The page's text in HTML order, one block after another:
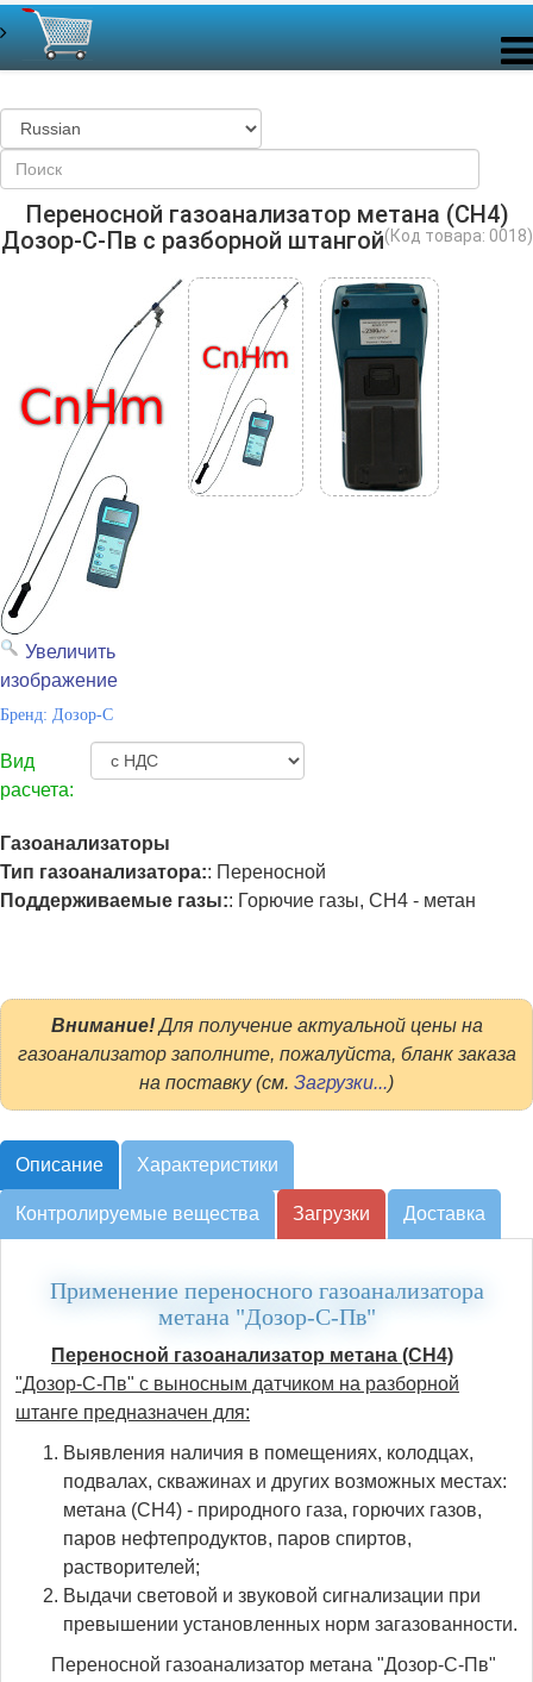
Переносной газоанализатор метана (CH4)
Дозор-С-Пв с разборной штангой(Код товара: 0018)
Увеличить
изображение
Бренд: Дозор-С
Вид
расчета:
Газоанализаторы
Тип газоанализатора:: Переносной
Поддерживаемые газы:: Горючие газы, CH4 - метан
Внимание!Для получение актуальной цены на
газоанализатор заполните, пожалуйста, бланк заказа
на поставку (см. Загрузки...)
Описание Характеристики
Контролируемые вещества Загрузки Доставка
Применение переносного газоанализатора
метана "Дозор-С-Пв"
Переносной газоанализатор метана (CH4)
"Дозор-С-Пв" с выносным датчиком на разборной
штанге предназначен для:
Выявления наличия в помещениях, колодцах,
подвалах, скважинах и других возможных местах:
метана (CH4) - природного газа, горючих газов,
паров нефтепродуктов, паров спиртов,
растворителей;
Выдачи световой и звуковой сигнализации при
превышении установленных норм загазованности.
Переносной газоанализатор метана "Дозор-С-Пв"